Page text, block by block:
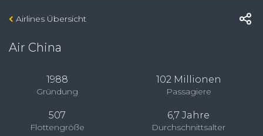
Airlines Übersicht
Air China
1988
Gründung
102 Millionen
Passagiere
507
Flottengröße
6,7 Jahre
Durchschnittsalter